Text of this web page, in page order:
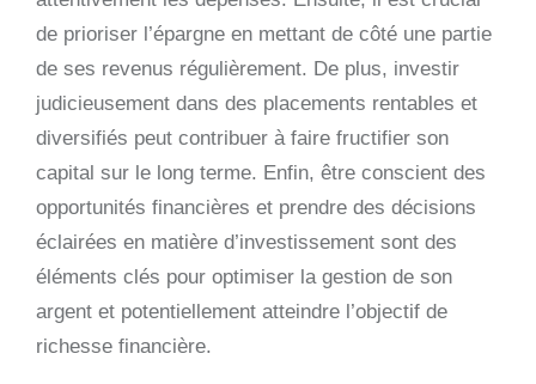
de prioriser l’épargne en mettant de côté une partie
de ses revenus régulièrement. De plus, investir
judicieusement dans des placements rentables et
diversifiés peut contribuer à faire fructifier son
capital sur le long terme. Enfin, être conscient des
opportunités financières et prendre des décisions
éclairées en matière d’investissement sont des
éléments clés pour optimiser la gestion de son
argent et potentiellement atteindre l’objectif de
richesse financière.